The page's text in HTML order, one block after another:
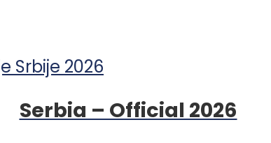
Serbia – Official 2026